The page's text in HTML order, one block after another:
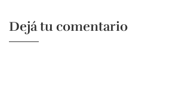
Dejá tu comentario